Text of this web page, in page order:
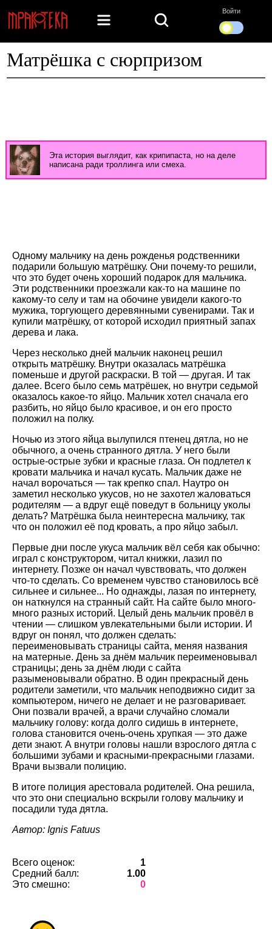
Войти
Матрёшка с сюрпризом
Эта история выглядит, как крипипаста, но на деле
написана ради троллинга или смеха.
Одному мальчику на день рожденья родственники
подарили большую матрёшку. Они почему-то решили,
что это будет очень хороший подарок для мальчика.
Эти родственники проезжали как-то на машине по
какому-то селу и там на обочине увидели какого-то
мужика, торгующего деревянными сувенирами. Так и
купили матрёшку, от которой исходил приятный запах
дерева и лака.
Через несколько дней мальчик наконец решил
открыть матрёшку. Внутри оказалась матрёшка
поменьше и другой раскраски. В той — другая. И так
далее. Всего было семь матрёшек, но внутри седьмой
оказалось какое-то яйцо. Мальчик хотел сначала его
разбить, но яйцо было красивое, и он его просто
положил на полку.
Ночью из этого яйца вылупился птенец дятла, но не
обычного, а очень странного дятла. У него были
острые-острые зубки и красные глаза. Он подлетел к
кровати мальчика и начал кусать. Мальчик даже не
начал ворочаться — так крепко спал. Наутро он
заметил несколько укусов, но не захотел жаловаться
родителям — а вдруг ещё поведут в больницу уколы
делать? Матрёшка была неинтересна мальчику, так
что он положил её под кровать, а про яйцо забыл.
Первые дни после укуса мальчик вёл себя как обычно:
играл с конструктором, читал книжки, лазил по
интернету. Позже он начал чувствовать, что должен
что-то сделать. Со временем чувство становилось всё
сильнее и сильнее... Но однажды, лазая по интернету,
он наткнулся на странный сайт. На сайте было много-
много разных историй. Целый день мальчик провёл в
чтении — слишком увлекательными были истории. И
вдруг он понял, что должен сделать:
переименовывать страницы сайта, меняя названия
на матерные. День за днём мальчик переименовывал
страницы; день за днём люди с сайта
разыменовывали обратно. В один прекрасный день
родители заметили, что мальчик неподвижно сидит за
компьютером, ничего не делает и не разговаривает.
Они позвали врачей, а врачи случайно сломали
мальчику голову: когда долго сидишь в интернете,
голова становится очень-очень хрупкая — это даже
дети знают. А внутри головы нашли взрослого дятла с
большими зубами и красными-прекрасными глазами.
Врачи вызвали полицию.
В итоге полиция арестовала родителей. Она решила,
что это они специально вскрыли голову мальчику и
посадили туда дятла.
Автор: Ignis Fatuus
Всего оценок:
1
Средний балл:
1.00
Это смешно:
0